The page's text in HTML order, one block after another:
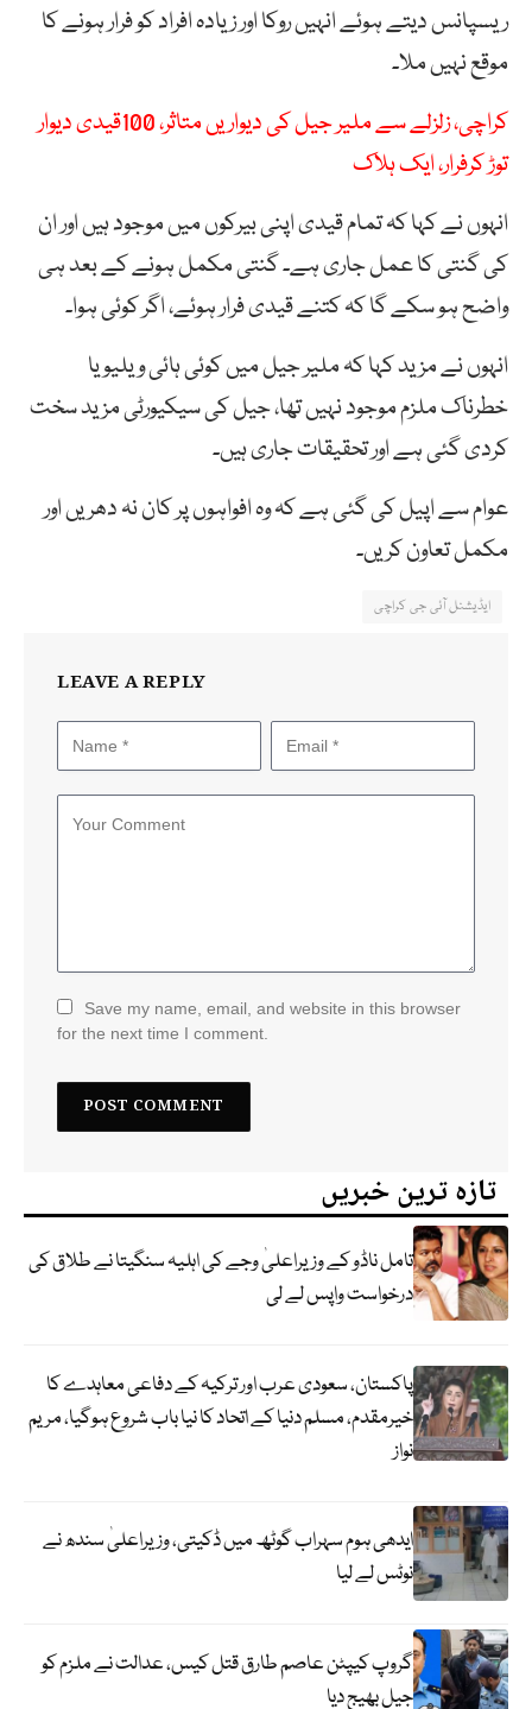
ریسپانس دیتے ہوئے انہیں روکا اور زیادہ افراد کو فرار ہونے کا
موقع نہیں ملا۔
کراچی، زلزلے سے ملیر جیل کی دیواریں متاثر، 100قیدی دیوار
توڑ کرفرار، ایک ہلاک
انہوں نے کہا کہ تمام قیدی اپنی بیرکوں میں موجود ہیں اور ان
کی گنتی کا عمل جاری ہے۔ گنتی مکمل ہونے کے بعد ہی
واضح ہو سکے گا کہ کتنے قیدی فرار ہوئے، اگر کوئی ہوا۔
انہوں نے مزید کہا کہ ملیر جیل میں کوئی ہائی ویلیو یا
خطرناک ملزم موجود نہیں تھا، جیل کی سیکیورٹی مزید سخت
کردی گئی ہے اور تحقیقات جاری ہیں۔
عوام سے اپیل کی گئی ہے کہ وہ افواہوں پر کان نہ دھریں اور
مکمل تعاون کریں۔
ایڈیشنل آئی جی کراچی
LEAVE A REPLY
Save my name, email, and website in this browser
for the next time I comment.
تازہ ترین خبریں
تامل ناڈو کے وزیراعلیٰ وجے کی اہلیہ سنگیتا نے طلاق کی
درخواست واپس لے لی
پاکستان، سعودی عرب اور ترکیہ کے دفاعی معاہدے کا
خیرمقدم، مسلم دنیا کے اتحاد کا نیا باب شروع ہوگیا، مریم
نواز
ایدھی ہوم سہراب گوٹھ میں ڈکیتی، وزیراعلیٰ سندھ نے
نوٹس لے لیا
گروپ کیپٹن عاصم طارق قتل کیس، عدالت نے ملزم کو
جیل بھیج دیا